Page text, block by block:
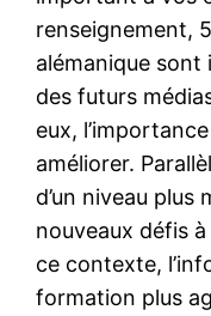
renseignement,
alémanique sont
des futurs
eux,
améliorer.
d’un niveau plus
nouveaux défis
ce contexte,
formation plus